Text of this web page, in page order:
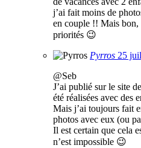
j’ai fait moins de
en couple !! Mais bon,
priorités 😉
Pyrros 25
@Seb
J’ai publié sur le site
été réalisées avec des
Mais j’ai toujours fait
photos avec eux (ou
Il est certain que cela
n’est impossible 😉